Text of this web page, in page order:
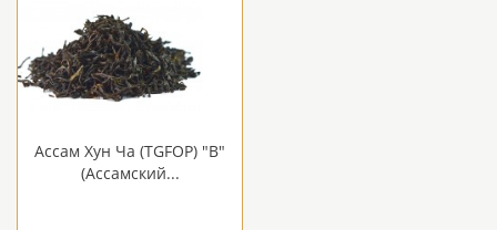
Ассам Хун Ча (TGFOP) "В"
(Ассамский...